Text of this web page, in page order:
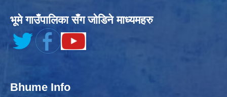
भूमे गाउँपालिका सँग जोडिने माध्यमहरु
Bhume Info